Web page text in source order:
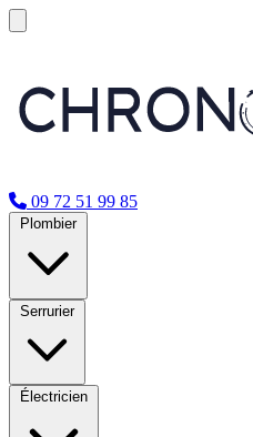
09 72 51 99 85
Plombier
Serrurier
Électricien